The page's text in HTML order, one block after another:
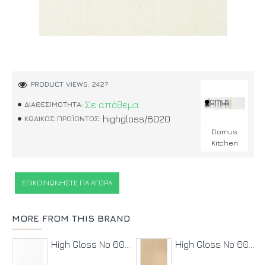
ΔΙΑΘΕΣΙΜΌΤΗΤΑ: Σε απόθεμα
ΚΩΔΙΚΌΣ ΠΡΟΪΌΝΤΟΣ: highgloss/6020
Domus
Kitchen
PRODUCT VIEWS: 2427
ΕΠΙΚΟΙΝΩΝΉΣΤΕ ΓΙΑ ΑΓΟΡΆ
MORE FROM THIS BRAND